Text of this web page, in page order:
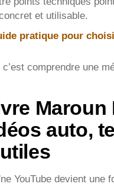
et utilisable.
pratique pour
comprendre une
Maroun
auto,
YouTube devient une